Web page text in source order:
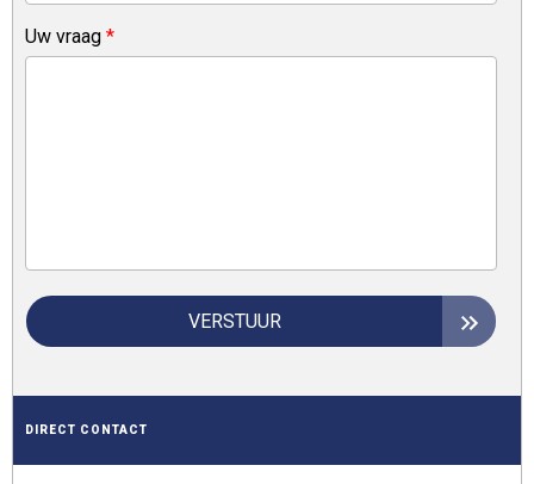
Uw vraag *
VERSTUUR
DIRECT CONTACT